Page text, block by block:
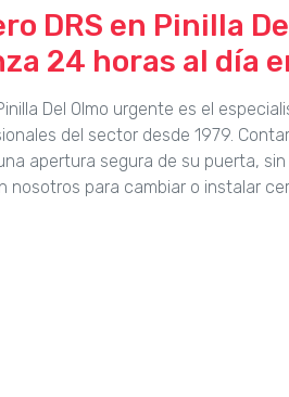
DRS en Pinilla
24 horas al día
Del Olmo urgente es el
del sector desde 1979.
apertura segura de su puerta,
nosotros para cambiar o instalar